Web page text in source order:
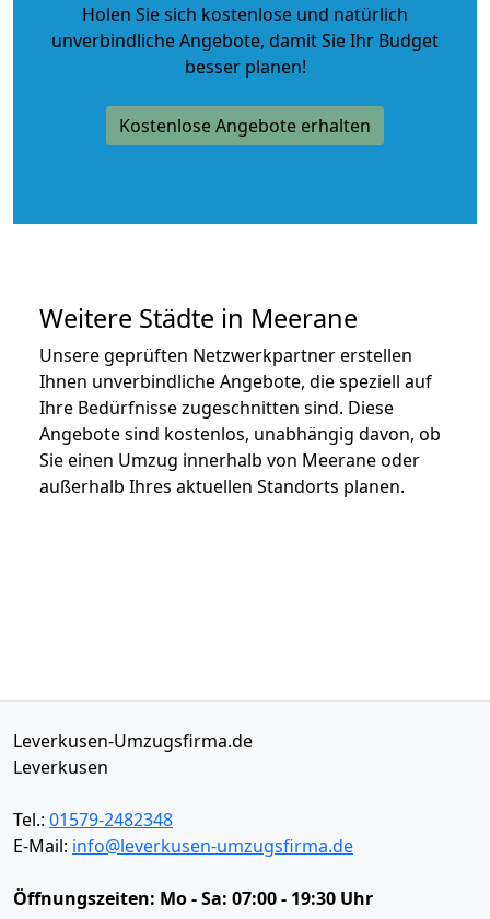
Holen Sie sich kostenlose und natürlich
unverbindliche Angebote, damit Sie Ihr Budget
besser planen!
Kostenlose Angebote erhalten
Weitere Städte in Meerane
Unsere geprüften Netzwerkpartner erstellen
Ihnen unverbindliche Angebote, die speziell auf
Ihre Bedürfnisse zugeschnitten sind. Diese
Angebote sind kostenlos, unabhängig davon, ob
Sie einen Umzug innerhalb von Meerane oder
außerhalb Ihres aktuellen Standorts planen.
Leverkusen-Umzugsfirma.de
Leverkusen
Tel.: 01579-2482348
E-Mail: info@leverkusen-umzugsfirma.de
Öffnungszeiten: Mo - Sa: 07:00 - 19:30 Uhr